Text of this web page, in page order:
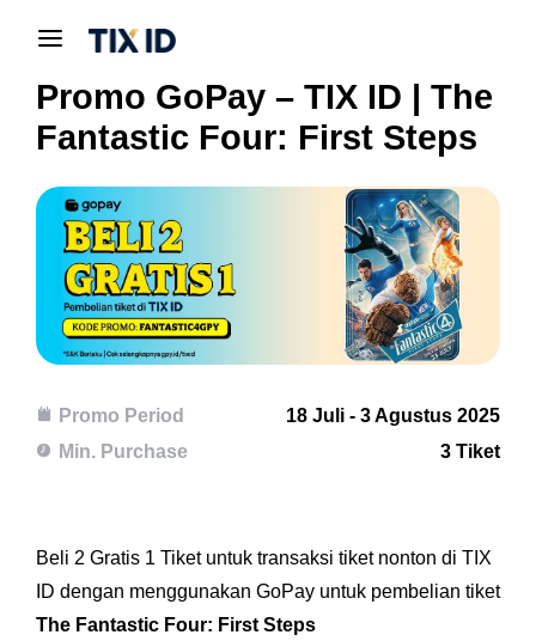
Promo GoPay – TIX ID | The
Fantastic Four: First Steps
Promo Period
18 Juli - 3 Agustus 2025
Min. Purchase
3 Tiket
Beli 2 Gratis 1 Tiket untuk transaksi tiket nonton di TIX
ID dengan menggunakan GoPay untuk pembelian tiket
The Fantastic Four: First Steps